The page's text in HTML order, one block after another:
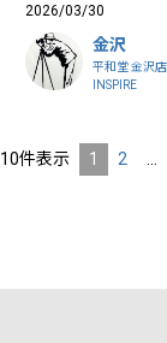
2026/03/30
金沢
平和堂 金沢店
INSPIRE
10件表示 1 2